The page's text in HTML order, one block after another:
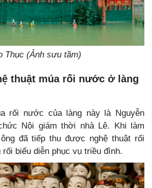
Thục (Ảnh sưu tầm)
thuật múa rối nước ở làng
rối nước của làng này là Nguyễn
Nội giám thời nhà Lê. Khi làm
đã tiếp thu được nghệ thuật rối
biểu diễn phục vụ triều đình.